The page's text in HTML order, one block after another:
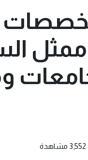
3,552 مشاهدة